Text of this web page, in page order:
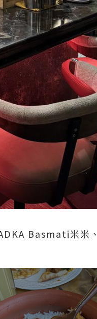
Basmati米米、